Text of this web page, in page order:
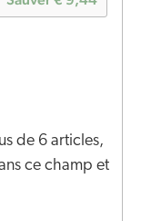
de 6 articles,
ce champ et